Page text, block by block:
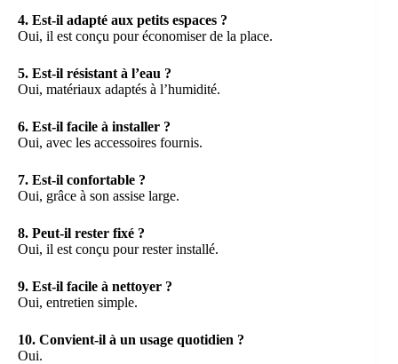
4. Est-il adapté aux petits espaces ?
Oui, il est conçu pour économiser de la place.
5. Est-il résistant à l’eau ?
Oui, matériaux adaptés à l’humidité.
6. Est-il facile à installer ?
Oui, avec les accessoires fournis.
7. Est-il confortable ?
Oui, grâce à son assise large.
8. Peut-il rester fixé ?
Oui, il est conçu pour rester installé.
9. Est-il facile à nettoyer ?
Oui, entretien simple.
10. Convient-il à un usage quotidien ?
Oui.